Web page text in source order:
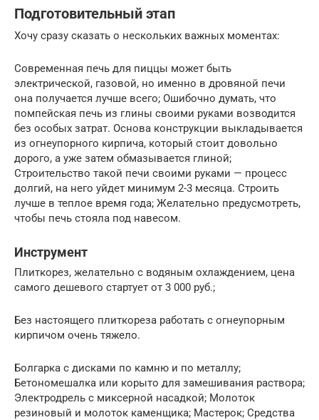
Подготовительный этап
Хочу сразу сказать о нескольких важных моментах:
Современная печь для пиццы может быть
электрической, газовой, но именно в дровяной печи
она получается лучше всего; Ошибочно думать, что
помпейская печь из глины своими руками возводится
без особых затрат. Основа конструкции выкладывается
из огнеупорного кирпича, который стоит довольно
дорого, а уже затем обмазывается глиной;
Строительство такой печи своими руками — процесс
долгий, на него уйдет минимум 2-3 месяца. Строить
лучше в теплое время года; Желательно предусмотреть,
чтобы печь стояла под навесом.
Инструмент
Плиткорез, желательно с водяным охлаждением, цена
самого дешевого стартует от 3 000 руб.;
Без настоящего плиткореза работать с огнеупорным
кирпичом очень тяжело.
Болгарка с дисками по камню и по металлу;
Бетономешалка или корыто для замешивания раствора;
Электродрель с миксерной насадкой; Молоток
резиновый и молоток каменщика; Мастерок; Средства